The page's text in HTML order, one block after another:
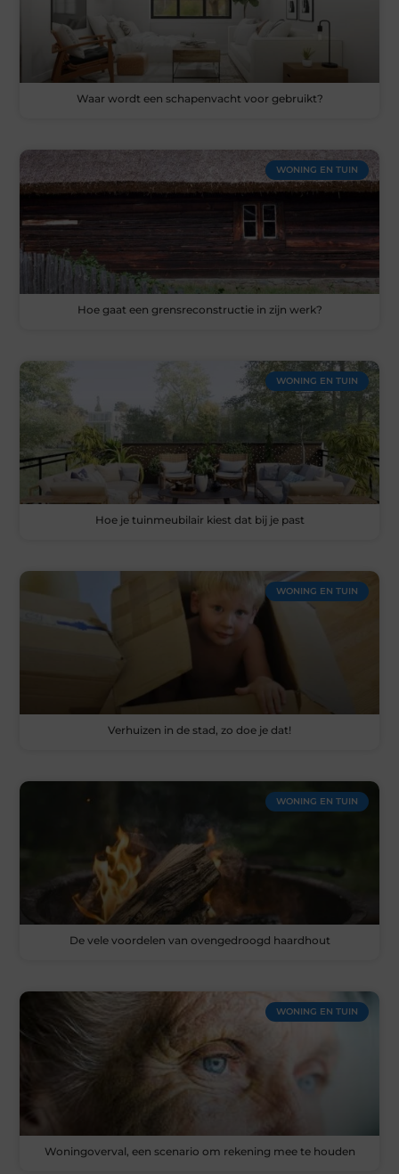
Waar wordt een schapenvacht voor gebruikt?
WONING EN TUIN
Hoe gaat een grensreconstructie in zijn werk?
WONING EN TUIN
Hoe je tuinmeubilair kiest dat bij je past
WONING EN TUIN
Verhuizen in de stad, zo doe je dat!
WONING EN TUIN
De vele voordelen van ovengedroogd haardhout
WONING EN TUIN
Woningoverval, een scenario om rekening mee te houden